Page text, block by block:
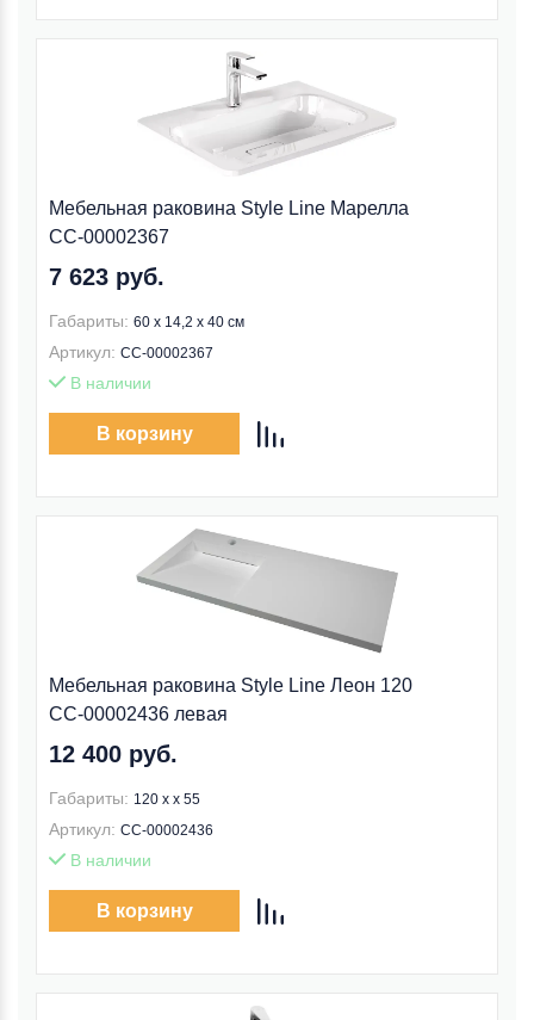
Мебельная раковина Style Line Марелла
СС-00002367
7 623 руб.
Габариты: 60 x 14,2 x 40 см
Артикул: СС-00002367
В наличии
В корзину
Мебельная раковина Style Line Леон 120
СС-00002436 левая
12 400 руб.
Габариты: 120 x x 55
Артикул: СС-00002436
В наличии
В корзину